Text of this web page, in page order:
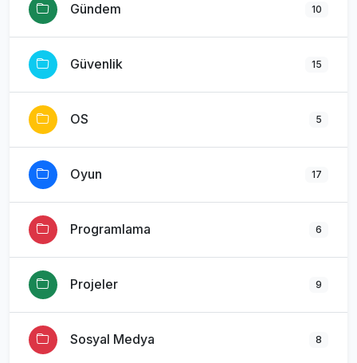
Gündem 10
Güvenlik 15
OS 5
Oyun 17
Programlama 6
Projeler 9
Sosyal Medya 8